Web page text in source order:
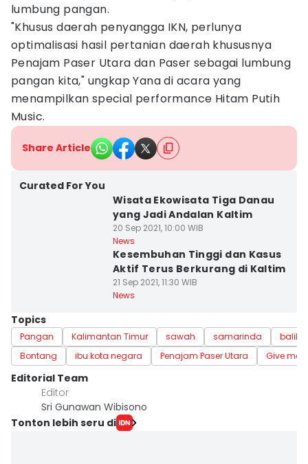
lumbung pangan.
"Khusus daerah penyangga IKN, perlunya
optimalisasi hasil pertanian daerah khususnya
Penajam Paser Utara dan Paser sebagai lumbung
pangan kita," ungkap Yana di acara yang
menampilkan special performance Hitam Putih
Music.
Share Article
Curated For You
Wisata Ekowisata Tiga Danau
yang Jadi Andalan Kaltim
20 Sep 2021, 10:00 WIB
News
Kesembuhan Tinggi dan Kasus
Aktif Terus Berkurang di Kaltim
21 Sep 2021, 11:30 WIB
News
Topics
Pangan Kalimantan Timur sawah samarinda
Bontang
ibu kota negara Penajam Paser Utara Give me
Editorial Team
Editor
Sri Gunawan Wibisono
Tonton lebih seru di